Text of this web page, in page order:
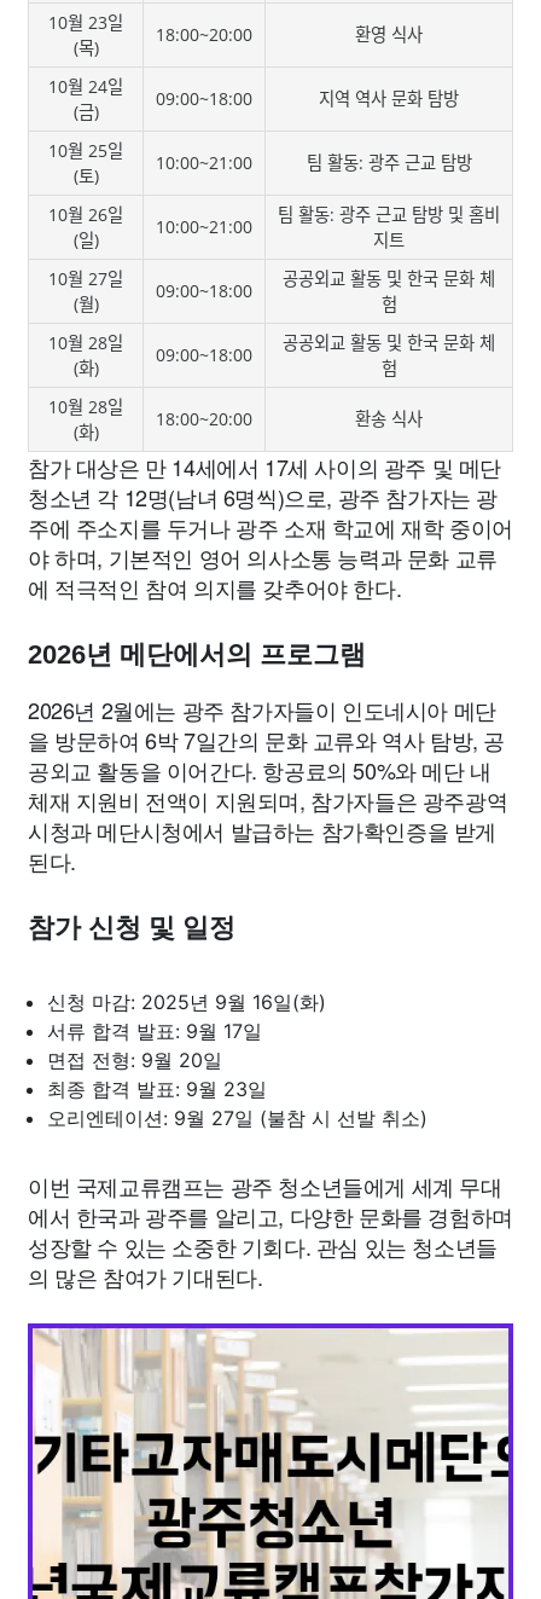
10월 23일
(목)
18:00~20:00 환영 식사
10월 24일
(금)
09:00~18:00 지역 역사 문화 탐방
10월 25일
(토)
10:00~21:00 팀 활동: 광주 근교 탐방
10월 26일
(일)
10:00~21:00
팀 활동: 광주 근교 탐방 및 홈비
지트
10월 27일
(월)
09:00~18:00
공공외교 활동 및 한국 문화 체
험
10월 28일
(화)
09:00~18:00
공공외교 활동 및 한국 문화 체
험
10월 28일
(화)
18:00~20:00 환송 식사
참가 대상은 만 14세에서 17세 사이의 광주 및 메단
청소년 각 12명(남녀 6명씩)으로, 광주 참가자는 광
주에 주소지를 두거나 광주 소재 학교에 재학 중이어
야 하며, 기본적인 영어 의사소통 능력과 문화 교류
에 적극적인 참여 의지를 갖추어야 한다.
2026년 메단에서의 프로그램
2026년 2월에는 광주 참가자들이 인도네시아 메단
을 방문하여 6박 7일간의 문화 교류와 역사 탐방, 공
공외교 활동을 이어간다. 항공료의 50%와 메단 내
체재 지원비 전액이 지원되며, 참가자들은 광주광역
시청과 메단시청에서 발급하는 참가확인증을 받게
된다.
참가 신청 및 일정
신청 마감: 2025년 9월 16일(화)
서류 합격 발표: 9월 17일
면접 전형: 9월 20일
최종 합격 발표: 9월 23일
오리엔테이션: 9월 27일 (불참 시 선발 취소)
이번 국제교류캠프는 광주 청소년들에게 세계 무대
에서 한국과 광주를 알리고, 다양한 문화를 경험하며
성장할 수 있는 소중한 기회다. 관심 있는 청소년들
의 많은 참여가 기대된다.